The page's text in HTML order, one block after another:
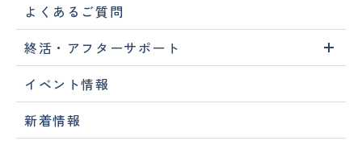
よくあるご質問
終活・アフターサポート
イベント情報
新着情報